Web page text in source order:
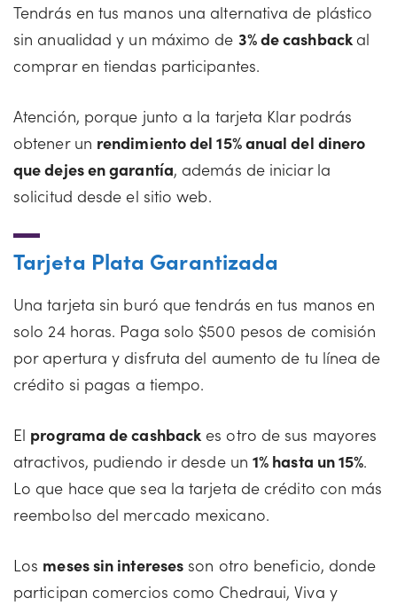
Tendrás en tus manos una alternativa de plástico
sin anualidad y un máximo de 3% de cashbackal
comprar en tiendas participantes.
Atención, porque junto a la tarjeta Klar podrás
obtener un rendimiento del 15% anual del dinero
que dejes en garantía, además de iniciar la
solicitud desde el sitio web.
Tarjeta Plata Garantizada
Una tarjeta sin buró que tendrás en tus manos en
solo 24 horas. Paga solo $500 pesos de comisión
por apertura y disfruta del aumento de tu línea de
crédito si pagas a tiempo.
El programa de cashbackes otro de sus mayores
atractivos, pudiendo ir desde un 1% hasta un 15%.
Lo que hace que sea la tarjeta de crédito con más
reembolso del mercado mexicano.
Los meses sin intereses son otro beneficio, donde
participan comercios como Chedraui, Viva y